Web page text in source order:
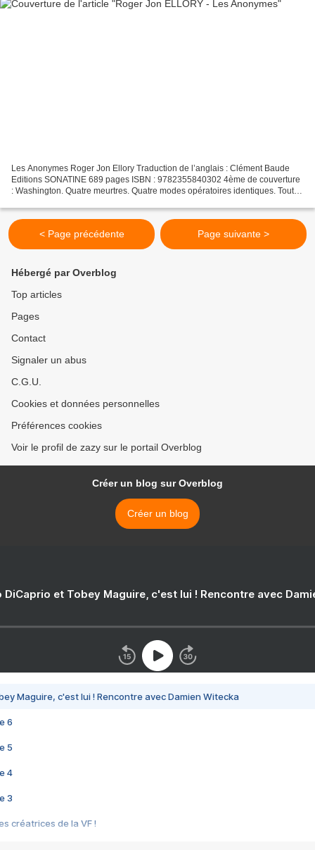
Les Anonymes Roger Jon Ellory Traduction de l’anglais : Clément Baude
Editions SONATINE 689 pages ISBN : 9782355840302 4ème de couverture
: Washington. Quatre meurtres. Quatre modes opératoires identiques. Tout
< Page précédente Page suivante >
Hébergé par Overblog
Top articles
Pages
Contact
Signaler un abus
C.G.U.
Cookies et données personnelles
Préférences cookies
Voir le profil de zazy sur le portail Overblog
Créer un blog sur Overblog
Créer un blog
DiCaprio et Tobey Maguire, c'est lui ! Rencontre avec
Maguire, c'est lui ! Rencontre avec Damien Witecka
6
5
4
3
créatrices de la VF !